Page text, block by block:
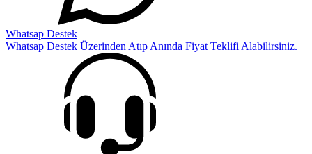
Whatsap Destek
Whatsap Destek Üzerinden Atıp Anında Fiyat Teklifi Alabilirsiniz.